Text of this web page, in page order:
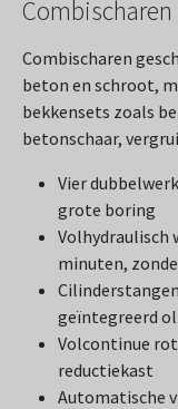
Combischaren
Combischaren
beton en schroot,
bekkensets zoals
betonschaar,
Vier
grote boring
Volhydraulisch
minuten,
geïntegreerd
Volcontinue
reductiekast
Automatische